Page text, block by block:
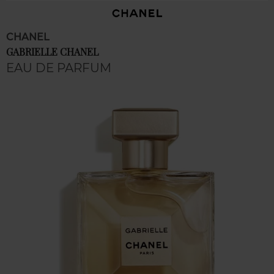
CHANEL
GABRIELLE CHANEL
EAU DE PARFUM